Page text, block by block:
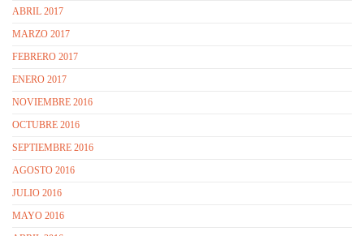
ABRIL 2017
MARZO 2017
FEBRERO 2017
ENERO 2017
NOVIEMBRE 2016
OCTUBRE 2016
SEPTIEMBRE 2016
AGOSTO 2016
JULIO 2016
MAYO 2016